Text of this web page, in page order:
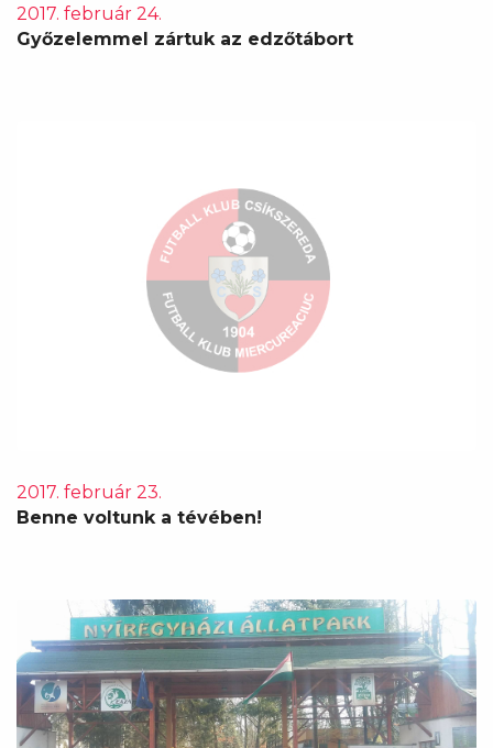
2017. február 24.
Győzelemmel zártuk az edzőtábort
2017. február 23.
Benne voltunk a tévében!